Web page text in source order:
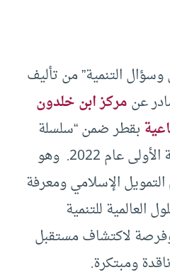
التنمية” من تأليف
عنمركز ابن خلدون
بقطر ضمن “سلسلة
ندوات ومؤتمرات”، الطبعة الأولى عام 2022. وهو
الإسلامي ومعرفة
للتنمية
لاكتشاف مستقبل
ومبتكرة.